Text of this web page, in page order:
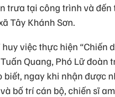
trưa tại công trình và
Tây Khánh Sơn.
việc thực hiện “Chiến
Quang, Phó Lữ đoàn
biết, ngay khi nhận được
bố trí cán bộ, chiến sĩ